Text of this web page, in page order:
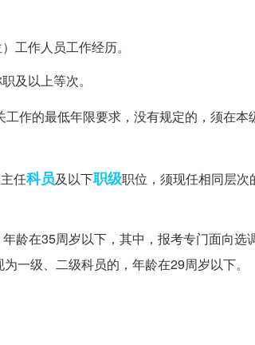
工作人员工作经历。
及以上等次。
作的最低年限要求，没有规定的，须在本
任科员及以下职级职位，须现任相同层次
龄在35周岁以下，其中，报考专门面向选
一级、二级科员的，年龄在29周岁以下。